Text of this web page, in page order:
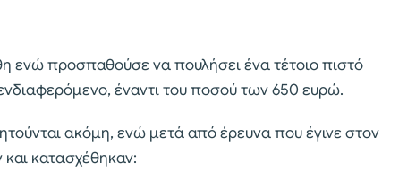
προσπαθούσε να πουλήσει ένα τέτοιο πιστό
έναντι του ποσού των 650 ευρώ.
ακόμη, ενώ μετά από έρευνα που έγινε στον
και κατασχέθηκαν: